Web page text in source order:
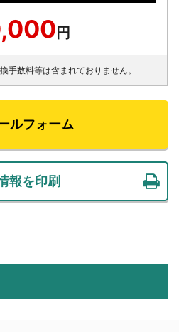
円
手数料等は含まれておりません。
ルフォーム
報を印刷